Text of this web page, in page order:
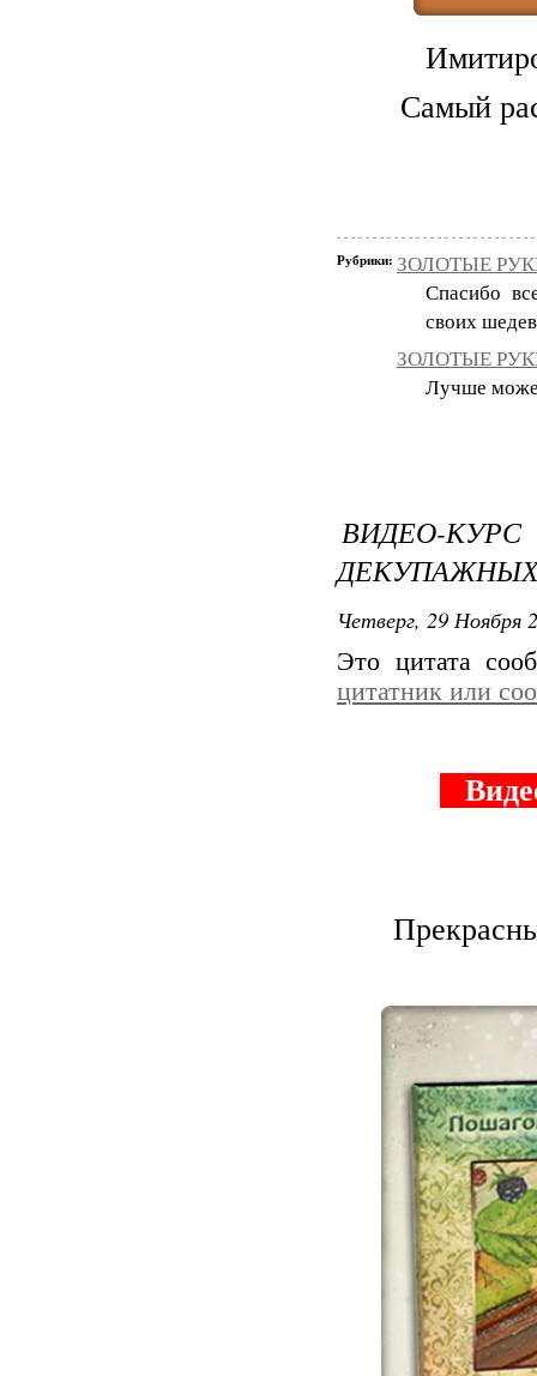
Самый
Рубрики: ЗОЛОТЫЕ
Спасибо
своих
ЗОЛОТЫЕ
Лучше
ВИДЕО-
ДЕКУПАЖНЫХ
Четверг, 29 Ноября
Это цитата
цитатник или